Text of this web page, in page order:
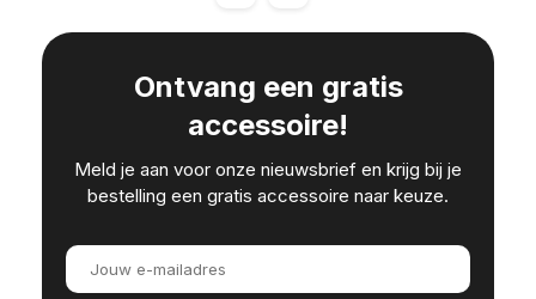
Ontvang een gratis
accessoire!
Meld je aan voor onze nieuwsbrief en krijg bij je
bestelling een gratis accessoire naar keuze.